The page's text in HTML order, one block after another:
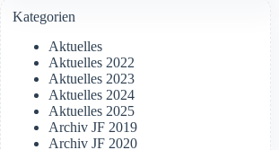
Kategorien
Aktuelles
Aktuelles 2022
Aktuelles 2023
Aktuelles 2024
Aktuelles 2025
Archiv JF 2019
Archiv JF 2020